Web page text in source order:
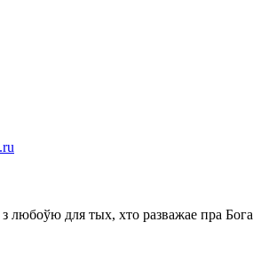
любоўю для тых, хто разважае пра Бога